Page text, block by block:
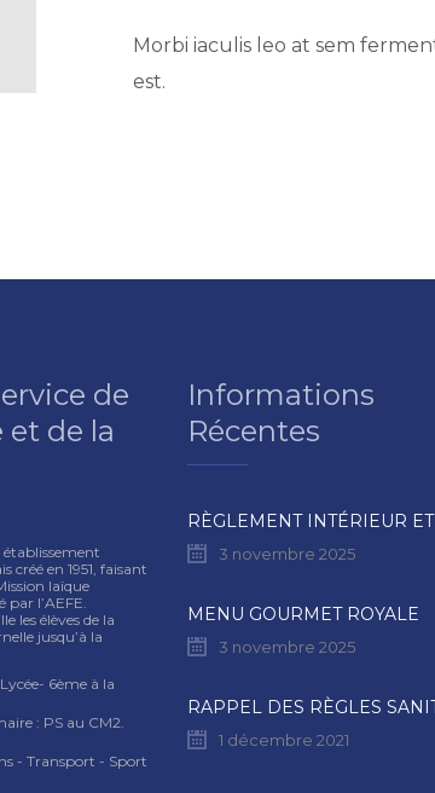
Morbi iaculis leo at sem
est.
de
et de la
établissement
créé en 1951, faisant
laïque
l’AEFE.
les élèves de la
jusqu’à la
6ème à la
: PS au CM2.
- Transport - Sport
Informations
Récentes
3 novembre 2025
MENU GOURMET ROYALE
3 novembre 2025
1 décembre 2021